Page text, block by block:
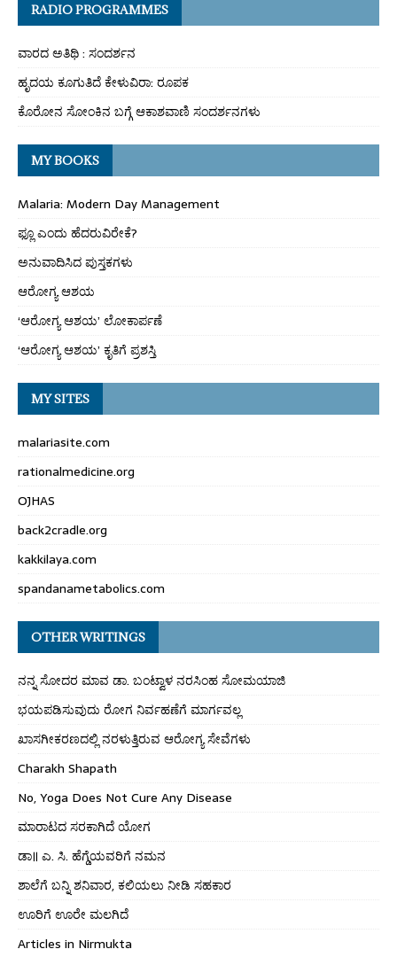
RADIO PROGRAMMES
ವಾರದ ಅತಿಥಿ : ಸಂದರ್ಶನ
ಹೃದಯ ಕೂಗುತಿದೆ ಕೇಳುವಿರಾ: ರೂಪಕ
ಕೊರೋನ ಸೋಂಕಿನ ಬಗ್ಗೆ ಆಕಾಶವಾಣಿ ಸಂದರ್ಶನಗಳು
MY BOOKS
Malaria: Modern Day Management
ಫ್ಲೂ ಎಂದು ಹೆದರುವಿರೇಕೆ?
ಅನುವಾದಿಸಿದ ಪುಸ್ತಕಗಳು
ಆರೋಗ್ಯ ಆಶಯ
‘ಆರೋಗ್ಯ ಆಶಯ’ ಲೋಕಾರ್ಪಣೆ
‘ಆರೋಗ್ಯ ಆಶಯ’ ಕೃತಿಗೆ ಪ್ರಶಸ್ತಿ
MY SITES
malariasite.com
rationalmedicine.org
OJHAS
back2cradle.org
kakkilaya.com
spandanametabolics.com
OTHER WRITINGS
ನನ್ನ ಸೋದರ ಮಾವ ಡಾ. ಬಂಟ್ವಾಳ ನರಸಿಂಹ ಸೋಮಯಾಜಿ
ಭಯಪಡಿಸುವುದು ರೋಗ ನಿರ್ವಹಣೆಗೆ ಮಾರ್ಗವಲ್ಲ
ಖಾಸಗೀಕರಣದಲ್ಲಿ ನರಳುತ್ತಿರುವ ಆರೋಗ್ಯ ಸೇವೆಗಳು
Charakh Shapath
No, Yoga Does Not Cure Any Disease
ಮಾರಾಟದ ಸರಕಾಗಿದೆ ಯೋಗ
ಡಾ॥ ಎ. ಸಿ. ಹೆಗ್ಡೆಯವರಿಗೆ ನಮನ
ಶಾಲೆಗೆ ಬನ್ನಿ ಶನಿವಾರ, ಕಲಿಯಲು ನೀಡಿ ಸಹಕಾರ
ಊರಿಗೆ ಊರೇ ಮಲಗಿದೆ
Articles in Nirmukta